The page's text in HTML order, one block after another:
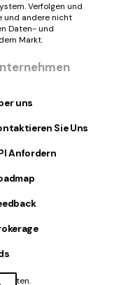
Verfolgen und
und andere nicht
Daten- und
Markt.
uns
Sie Uns
Anfordern